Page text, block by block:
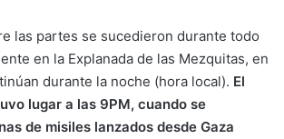
las partes se sucedieron durante todo
en la Explanada de las Mezquitas, en
durante la noche (hora local). El
lugar a las 9PM, cuando se
de misiles lanzados desde Gaza